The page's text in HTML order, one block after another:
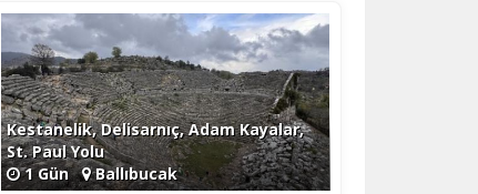
Kestanelik, Delisarnıç, Adam Kayalar,
St. Paul Yolu
1 Gün Ballıbucak